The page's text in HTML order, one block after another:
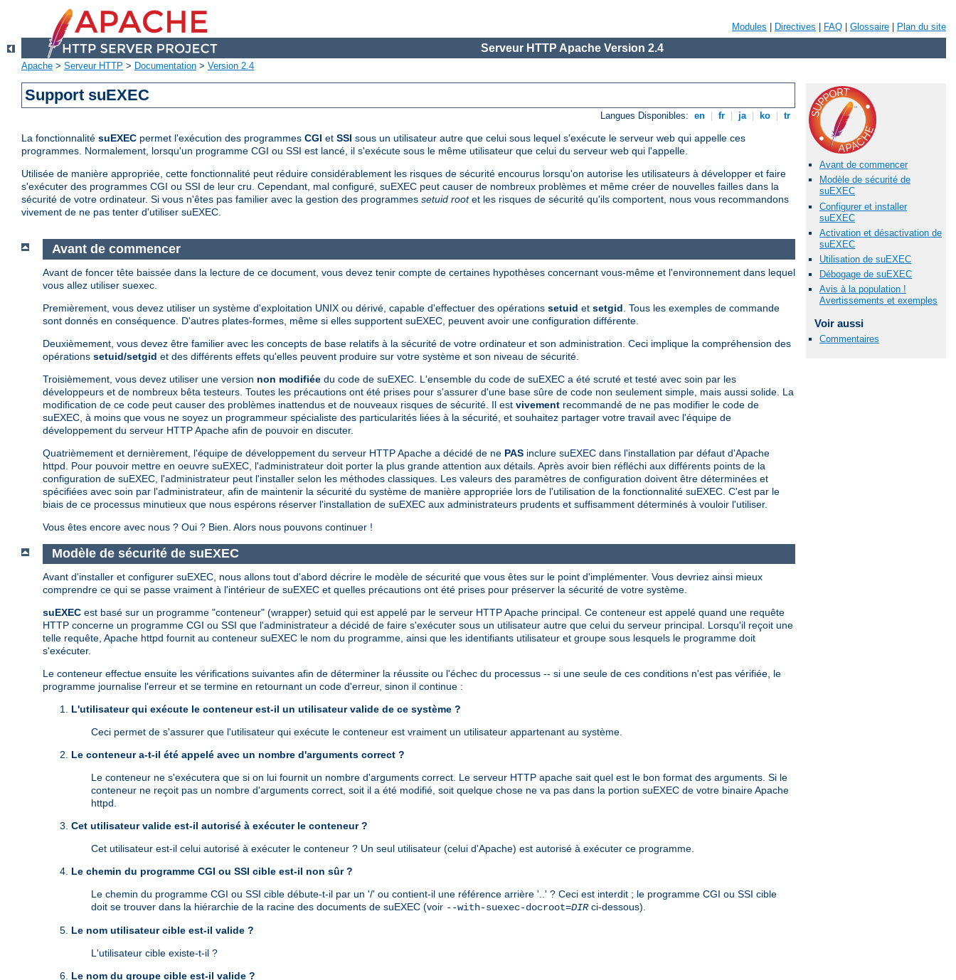
Modules Directives FAQ Glossaire Plan du site
Serveur HTTP Apache Version 2.4
Apache > Serveur HTTP > Documentation > Version 2.4
Support suEXEC
Langues Disponibles: en fr ja ko tr
La fonctionnalité suEXEC permet l'exécution des programmes CGI et SSI sous un utilisateur autre que celui sous lequel s'exécute le serveur web qui appelle ces
programmes. Normalement, lorsqu'un programme CGI ou SSI est lancé, il s'exécute sous le même utilisateur que celui du serveur web qui l'appelle.
Utilisée de manière appropriée, cette fonctionnalité peut réduire considérablement les risques de sécurité encourus lorsqu'on autorise les utilisateurs à développer et faire
s'exécuter des programmes CGI ou SSI de leur cru. Cependant, mal configuré, suEXEC peut causer de nombreux problèmes et même créer de nouvelles failles dans la
sécurité de votre ordinateur. Si vous n'êtes pas familier avec la gestion des programmes setuid rootet les risques de sécurité qu'ils comportent, nous vous recommandons
vivement de ne pas tenter d'utiliser suEXEC.
Avant de commencer
Modèle de sécurité de
suEXEC
Configurer et installer
suEXEC
Activation et désactivation de
suEXEC
Utilisation de suEXEC
Débogage de suEXEC
Avis à la population !
Avertissements et exemples
Voir aussi
Commentaires
Avant de commencer
Avant de foncer tête baissée dans la lecture de ce document, vous devez tenir compte de certaines hypothèses concernant vous-même et l'environnement dans lequel
vous allez utiliser suexec.
Premièrement, vous devez utiliser un système d'exploitation UNIX ou dérivé, capable d'effectuer des opérations setuid et setgid . Tous les exemples de commande
sont donnés en conséquence. D'autres plates-formes, même si elles supportent suEXEC, peuvent avoir une configuration différente.
Deuxièmement, vous devez être familier avec les concepts de base relatifs à la sécurité de votre ordinateur et son administration. Ceci implique la compréhension des
opérations setuid/setgid et des différents effets qu'elles peuvent produire sur votre système et son niveau de sécurité.
Troisièmement, vous devez utiliser une version non modifiée du code de suEXEC. L'ensemble du code de suEXEC a été scruté et testé avec soin par les
développeurs et de nombreux bêta testeurs. Toutes les précautions ont été prises pour s'assurer d'une base sûre de code non seulement simple, mais aussi solide. La
modification de ce code peut causer des problèmes inattendus et de nouveaux risques de sécurité. Il est vivement recommandé de ne pas modifier le code de
suEXEC, à moins que vous ne soyez un programmeur spécialiste des particularités liées à la sécurité, et souhaitez partager votre travail avec l'équipe de
développement du serveur HTTP Apache afin de pouvoir en discuter.
Quatrièmement et dernièrement, l'équipe de développement du serveur HTTP Apache a décidé de ne PAS inclure suEXEC dans l'installation par défaut d'Apache
httpd. Pour pouvoir mettre en oeuvre suEXEC, l'administrateur doit porter la plus grande attention aux détails. Après avoir bien réfléchi aux différents points de la
configuration de suEXEC, l'administrateur peut l'installer selon les méthodes classiques. Les valeurs des paramètres de configuration doivent être déterminées et
spécifiées avec soin par l'administrateur, afin de maintenir la sécurité du système de manière appropriée lors de l'utilisation de la fonctionnalité suEXEC. C'est par le
biais de ce processus minutieux que nous espérons réserver l'installation de suEXEC aux administrateurs prudents et suffisamment déterminés à vouloir l'utiliser.
Vous êtes encore avec nous ? Oui ? Bien. Alors nous pouvons continuer !
Modèle de sécurité de suEXEC
Avant d'installer et configurer suEXEC, nous allons tout d'abord décrire le modèle de sécurité que vous êtes sur le point d'implémenter. Vous devriez ainsi mieux
comprendre ce qui se passe vraiment à l'intérieur de suEXEC et quelles précautions ont été prises pour préserver la sécurité de votre système.
suEXEC est basé sur un programme "conteneur" (wrapper) setuid qui est appelé par le serveur HTTP Apache principal. Ce conteneur est appelé quand une requête
HTTP concerne un programme CGI ou SSI que l'administrateur a décidé de faire s'exécuter sous un utilisateur autre que celui du serveur principal. Lorsqu'il reçoit une
telle requête, Apache httpd fournit au conteneur suEXEC le nom du programme, ainsi que les identifiants utilisateur et groupe sous lesquels le programme doit
s'exécuter.
Le conteneur effectue ensuite les vérifications suivantes afin de déterminer la réussite ou l'échec du processus -- si une seule de ces conditions n'est pas vérifiée, le
programme journalise l'erreur et se termine en retournant un code d'erreur, sinon il continue :
L'utilisateur qui exécute le conteneur est-il un utilisateur valide de ce système ?
Ceci permet de s'assurer que l'utilisateur qui exécute le conteneur est vraiment un utilisateur appartenant au système.
Le conteneur a-t-il été appelé avec un nombre d'arguments correct ?
Le conteneur ne s'exécutera que si on lui fournit un nombre d'arguments correct. Le serveur HTTP apache sait quel est le bon format des arguments. Si le
conteneur ne reçoit pas un nombre d'arguments correct, soit il a été modifié, soit quelque chose ne va pas dans la portion suEXEC de votre binaire Apache
httpd.
Cet utilisateur valide est-il autorisé à exécuter le conteneur ?
Cet utilisateur est-il celui autorisé à exécuter le conteneur ? Un seul utilisateur (celui d'Apache) est autorisé à exécuter ce programme.
Le chemin du programme CGI ou SSI cible est-il non sûr ?
Le chemin du programme CGI ou SSI cible débute-t-il par un '/' ou contient-il une référence arrière '..' ? Ceci est interdit ; le programme CGI ou SSI cible
doit se trouver dans la hiérarchie de la racine des documents de suEXEC (voir --with-suexec-docroot=DIRci-dessous).
Le nom utilisateur cible est-il valide ?
L'utilisateur cible existe-t-il ?
Le nom du groupe cible est-il valide ?